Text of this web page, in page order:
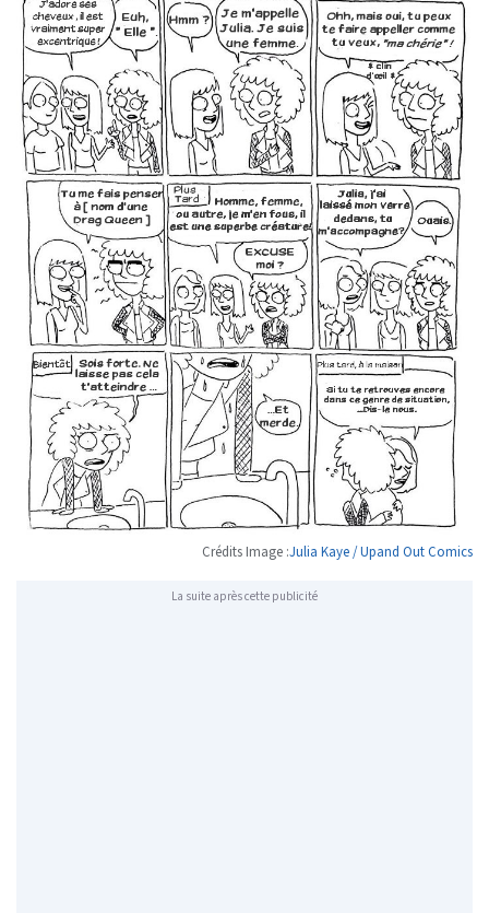
Crédits Image :Julia Kaye / Upand Out Comics
La suite après cette publicité